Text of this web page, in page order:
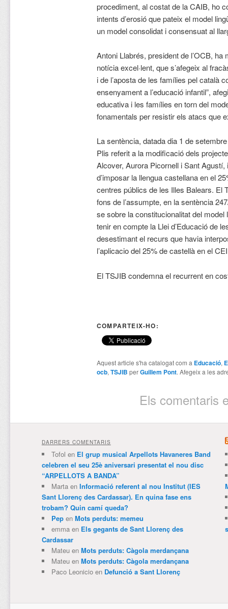
procediment, al costat de la CAIB, ho
intents d’erosió que pateix el model
un model consolidat i consensuat al
Antoni Llabrés, president de l’OCB, ha
notícia excel·lent, que s’afegeix al
i de l’aposta de les famílies pel català
ensenyament a l’educació infantil”,
educativa i les famílies en torn del
fonamentals per resistir els atacs que
La sentència, datada dia 1 de
Plis referit a la modificació dels
Alcover, Aurora Picornell i Sant
d’imposar la llengua castellana en el
centres públics de les Illes Balears. El
fons de l’assumpte, en la sentència
se sobre la constitucionalitat del
tenir en compte la Llei d’Educació de
desestimant el recurs que havia
l’aplicacio del 25% de castellà en el
El TSJIB condemna el recurrent en
COMPARTEIX-HO:
Aquest article s'ha catalogat com a Educació,
ocb, TSJIB perGuillem Pont. Afegeix a les
Els comentaris
DARRERS COMENTARIS
Tofol en El grup musical Arpellots Havaneres Band
celebren el seu 25è aniversari presentat el nou disc
“ARPELLOTS A BANDA”
Martaen Informació referent al nou Institut (IES
Sant Llorenç des Cardassar). En quina fase ens
trobam? Quin camí queda?
Pepen Mots perduts: memeu
emmaen Els gegants de Sant Llorenç des
Cardassar
Mateuen Mots perduts: Càgola merdançana
Mateuen Mots perduts: Càgola merdançana
Paco Leonicioen Defunció a Sant Llorenç